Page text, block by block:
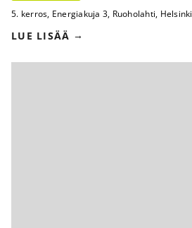
5. kerros, Energiakuja 3, Ruoholahti, Helsinki
LUE LISÄÄ